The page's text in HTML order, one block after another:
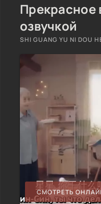
Прекрасное
озвучкой
SHI GUANG YU NI DOU
СМОТРЕТЬ